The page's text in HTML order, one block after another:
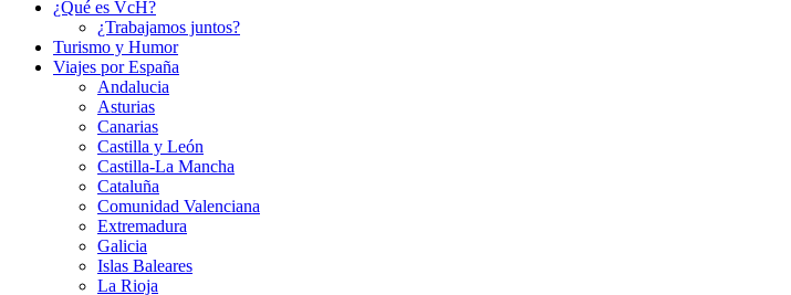
¿Qué es VcH?
¿Trabajamos juntos?
Turismo y Humor
Viajes por España
Andalucia
Asturias
Canarias
Castilla y León
Castilla-La Mancha
Cataluña
Comunidad Valenciana
Extremadura
Galicia
Islas Baleares
La Rioja